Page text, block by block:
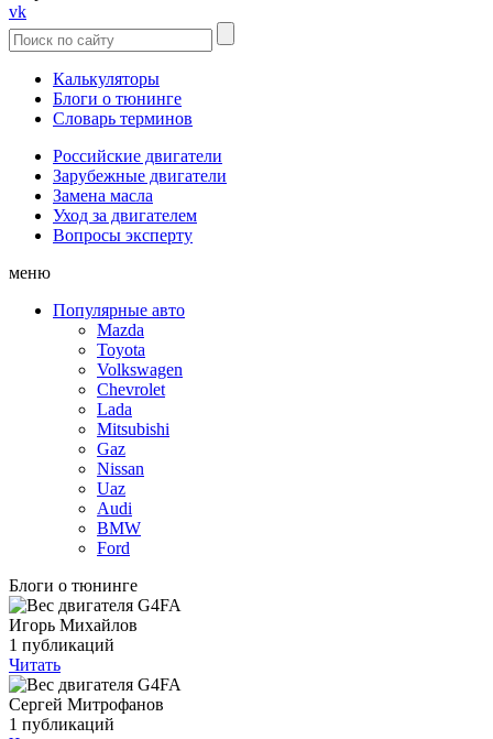
vk
Калькуляторы
Блоги о тюнинге
Словарь терминов
Российские двигатели
Зарубежные двигатели
Замена масла
Уход за двигателем
Вопросы эксперту
меню
Популярные авто
Mazda
Toyota
Volkswagen
Chevrolet
Lada
Mitsubishi
Gaz
Nissan
Uaz
Audi
BMW
Ford
Блоги о тюнинге
Игорь Михайлов
1 публикаций
Читать
Сергей Митрофанов
1 публикаций